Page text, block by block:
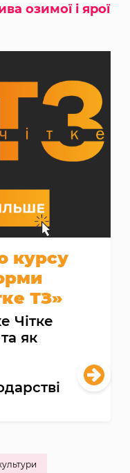
озимої і ярої
курсу
ТЗ»
Чітке
як